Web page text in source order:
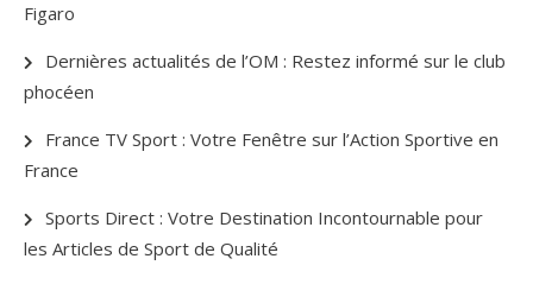
Figaro
Dernières actualités de l’OM : Restez informé sur le club
phocéen
France TV Sport : Votre Fenêtre sur l’Action Sportive en
France
Sports Direct : Votre Destination Incontournable pour
les Articles de Sport de Qualité